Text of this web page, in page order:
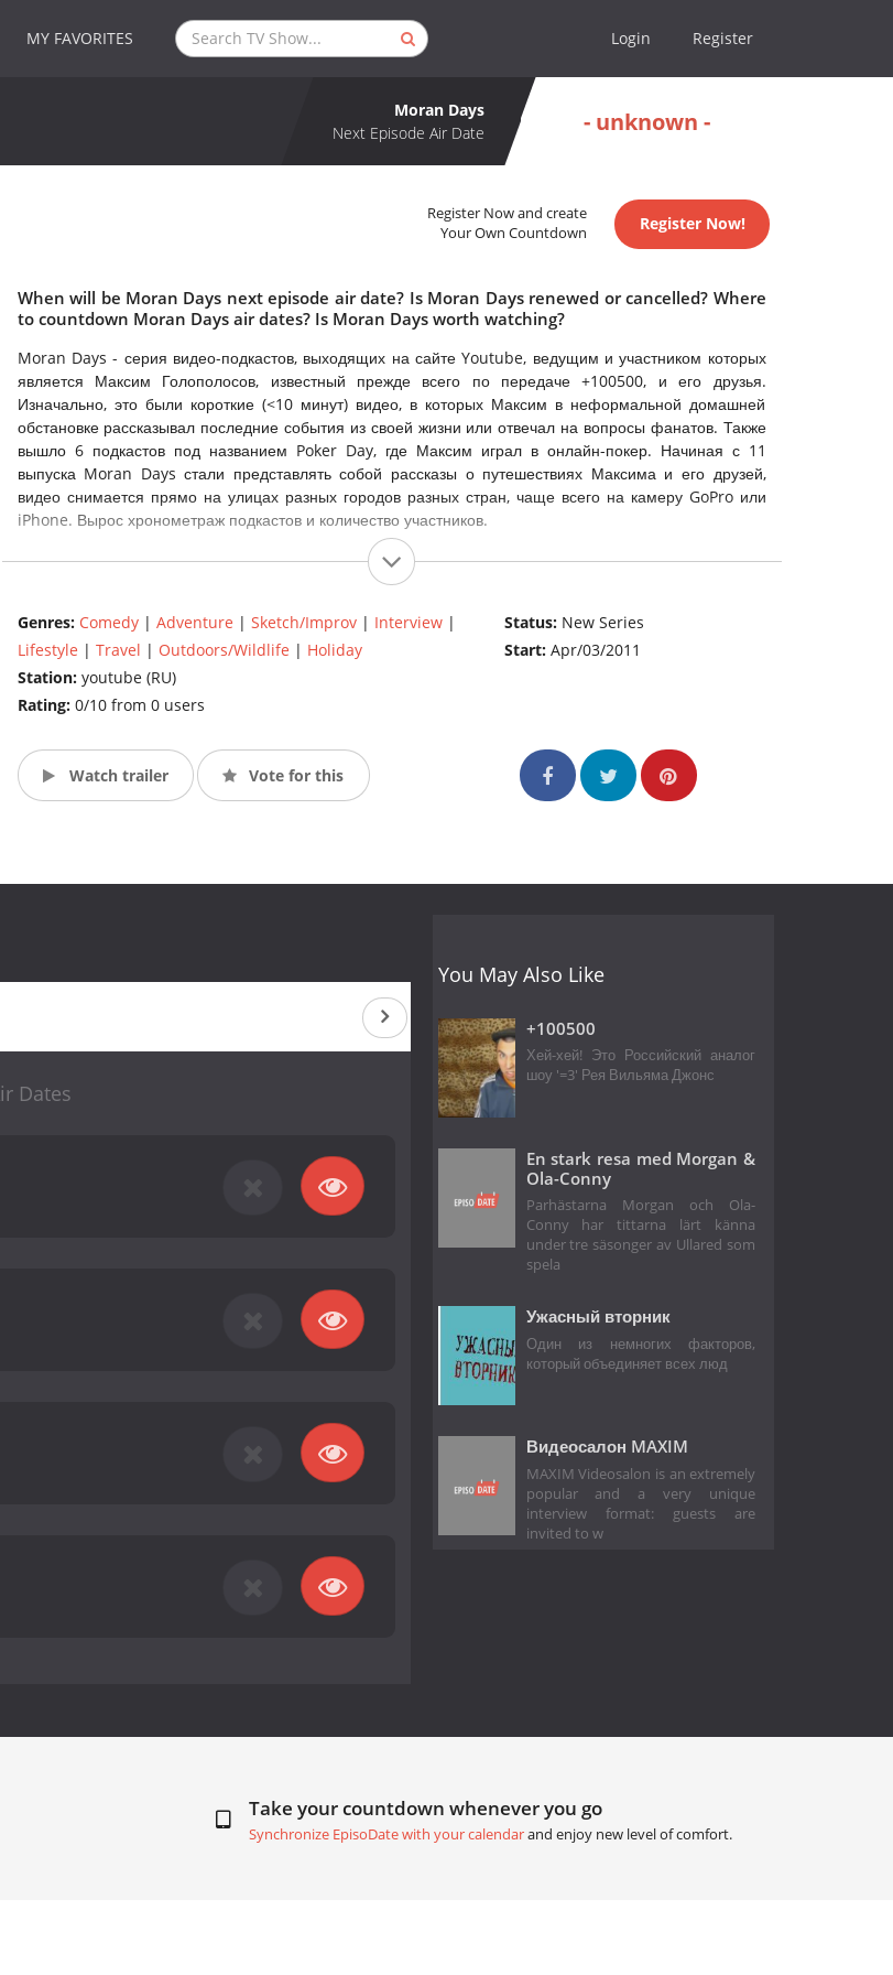
MY FAVORITES Login Register
Moran Days
Next Episode Air Date
- unknown -
Register Now and create
Your Own Countdown
Register Now!
When will be Moran Days next episode air date? Is Moran Days renewed or cancelled? Where
to countdown Moran Days air dates? Is Moran Days worth watching?
Moran Days - серия видео-подкастов, выходящих на сайте Youtube, ведущим и участником которых
является Максим Голополосов, известный прежде всего по передаче +100500, и его друзья.
Изначально, это были короткие (<10 минут) видео, в которых Максим в неформальной домашней
обстановке рассказывал последние события из своей жизни или отвечал на вопросы фанатов. Также
вышло 6 подкастов под названием Poker Day, где Максим играл в онлайн-покер. Начиная с 11
выпуска Moran Days стали представлять собой рассказы о путешествиях Максима и его друзей,
видео снимается прямо на улицах разных городов разных стран, чаще всего на камеру GoPro или
iPhone. Вырос хронометраж подкастов и количество участников.
Genres: Comedy| Adventure | Sketch/Improv| Interview|
Lifestyle | Travel | Outdoors/Wildlife | Holiday
Station: youtube (RU)
Rating: 0/10 from 0 users
Status: New Series
Start:Apr/03/2011
Watch trailer Vote for this
Dates
You May Also Like
+100500
Хей-хей! Это Российский аналог
шоу '=3' Рея Вильяма Джонс
En stark resa med Morgan &
Ola-Conny
Parhästarna Morgan och Ola-
Conny har tittarna lärt känna
under tre säsonger av Ullared som
spela
Ужасный вторник
Один из немногих факторов,
который объединяет всех люд
Видеосалон MAXIM
MAXIM Videosalon is an extremely
popular and a very unique
interview format: guests are
invited to w
Take your countdown whenever you go
Synchronize EpisoDate with your calendarand enjoy new level of comfort.